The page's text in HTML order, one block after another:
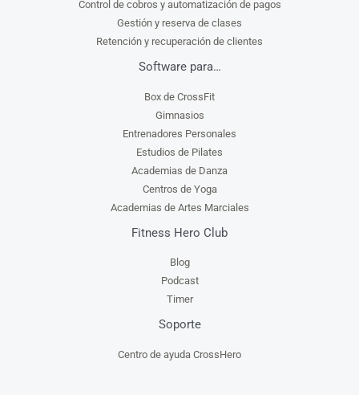
Control de cobros y automatización de pagos
Gestión y reserva de clases
Retención y recuperación de clientes
Software para…
Box de CrossFit
Gimnasios
Entrenadores Personales
Estudios de Pilates
Academias de Danza
Centros de Yoga
Academias de Artes Marciales
Fitness Hero Club
Blog
Podcast
Timer
Soporte
Centro de ayuda CrossHero